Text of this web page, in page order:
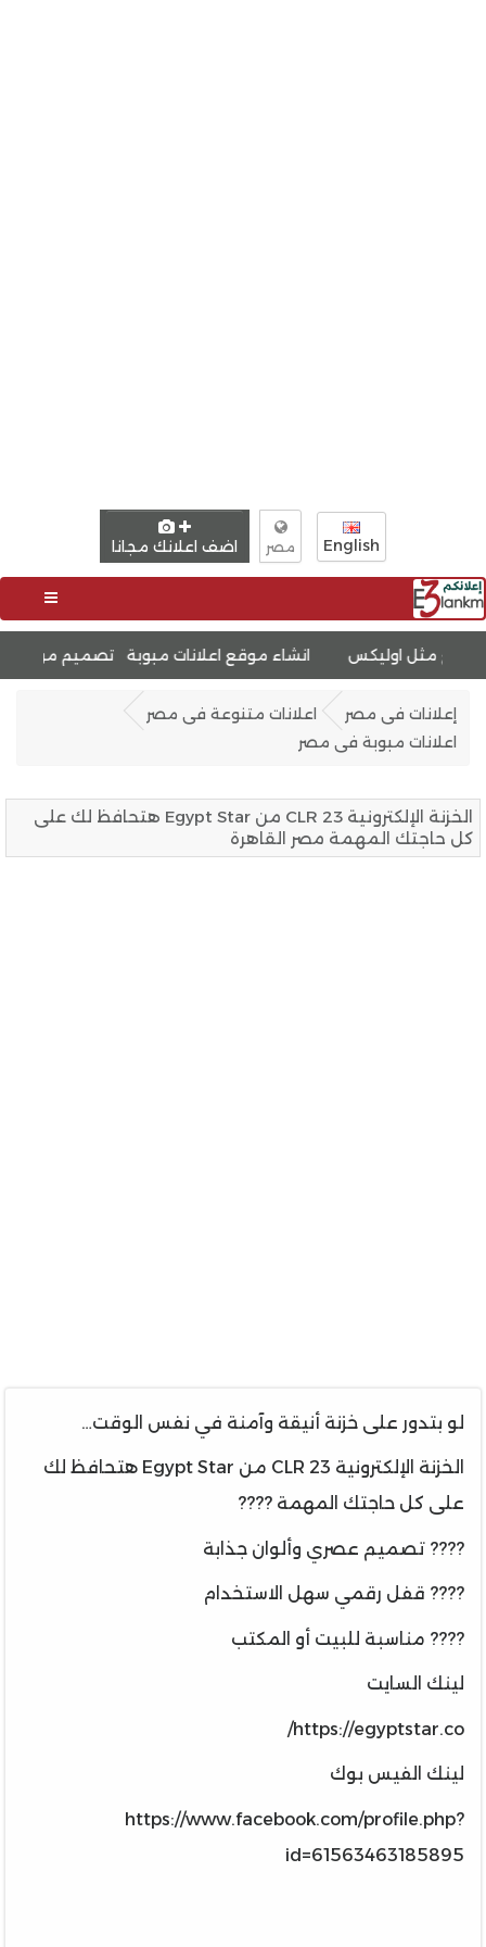
English مصر اضف اعلانك مجانا
تحسين محركات البحث SEO انشاء موقع اعلانات مبوبة
إعلانات فى مصر
اعلانات متنوعة فى مصر
اعلانات مبوبة فى مصر
الخزنة الإلكترونية 23 CLR من Egypt Star هتحافظ لك على
كل حاجتك المهمة مصر القاهرة
لو بتدور على خزنة أنيقة وآمنة في نفس الوقت…
الخزنة الإلكترونية 23 CLR من Egypt Star هتحافظ لك
على كل حاجتك المهمة ????
???? تصميم عصري وألوان جذابة
???? قفل رقمي سهل الاستخدام
???? مناسبة للبيت أو المكتب
لينك السايت
https://egyptstar.co/
لينك الفيس بوك
https://www.facebook.com/profile.php?
id=61563463185895